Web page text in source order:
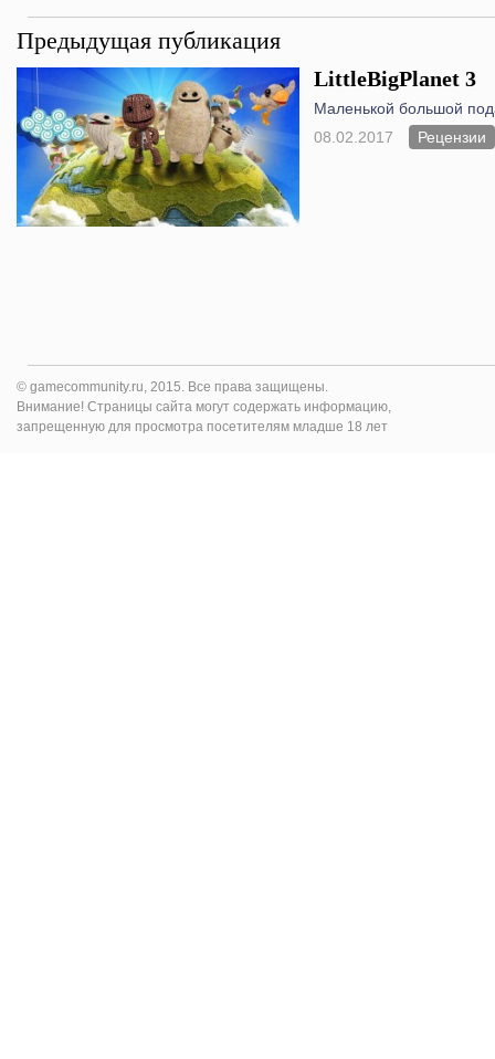
Предыдущая публикация
LittleBigPlanet 3
Маленькой большой
08.02.2017
Рецензии
© gamecommunity.ru, 2015. Все права защищены.
Внимание! Страницы сайта могут содержать информацию,
запрещенную для просмотра посетителям младше 18 лет